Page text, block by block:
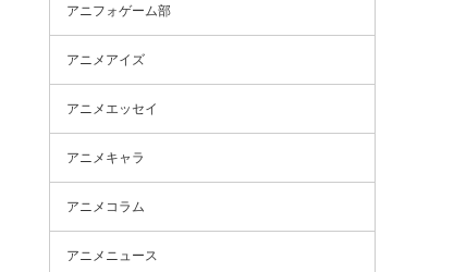
アニフォゲーム部
アニメアイズ
アニメエッセイ
アニメキャラ
アニメコラム
アニメニュース